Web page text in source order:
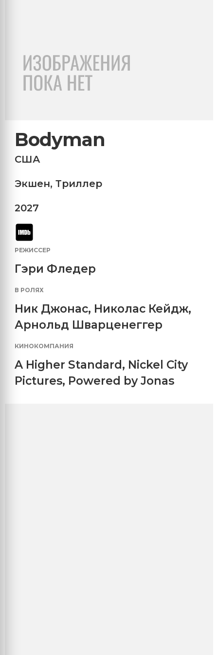
Bodyman
США
Экшен, Триллер
2027
РЕЖИССЕР
Гэри Фледер
В РОЛЯХ
Ник Джонас, Николас Кейдж,
Арнольд Шварценеггер
КИНОКОМПАНИЯ
A Higher Standard, Nickel City
Pictures, Powered by Jonas